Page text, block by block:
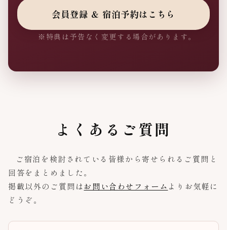
会員登録 ＆ 宿泊予約はこちら
※特典は予告なく変更する場合があります。
よくあるご質問
ご宿泊を検討されている皆様から寄せられるご質問と
回答をまとめました。
掲載以外のご質問はお問い合わせフォーム よりお気軽に
どうぞ。